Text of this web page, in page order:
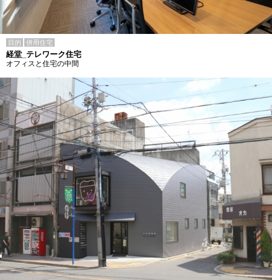
目的 併用住宅
経堂_テレワーク住宅
オフィスと住宅の中間